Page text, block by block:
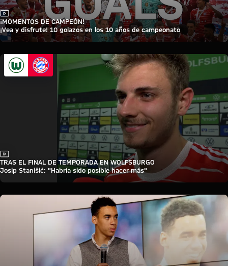
Vídeo
¡MOMENTOS DE CAMPEÓN!
¡Vea y disfrute! 10 golazos en los 10 años de campeonato
Vídeo
TRAS EL FINAL DE TEMPORADA EN WOLFSBURGO
Josip Stanišić: "Habría sido posible hacer más"